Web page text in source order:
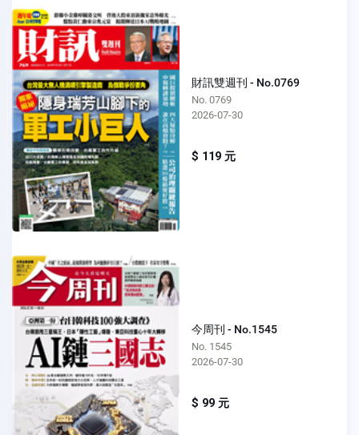
財訊雙週刊 - No.0769
No. 0769
2026-07-30
$ 119 元
今周刊 - No.1545
No. 1545
2026-07-30
$ 99 元